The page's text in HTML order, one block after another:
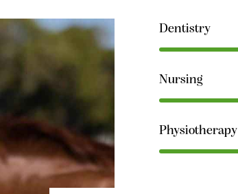
Dentistry
Nursing
Physiotherapy